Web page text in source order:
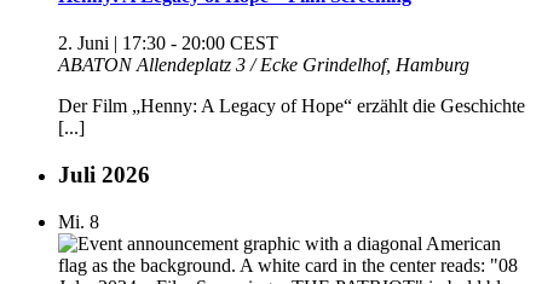
2. Juni | 17:30 - 20:00 CEST
ABATONAllendeplatz 3 / Ecke Grindelhof, Hamburg
Der Film „Henny: A Legacy of Hope“ erzählt die Geschichte
[...]
Juli 2026
Mi. 8